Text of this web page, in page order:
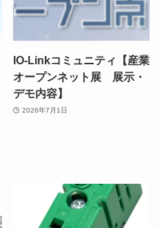
IO-Linkコミュニティ【産業
オープンネット展 展示・
デモ内容】
2026年7月1日